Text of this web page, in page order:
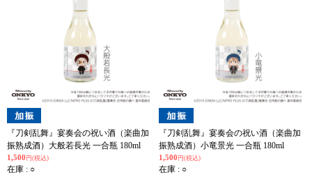
『刀剣乱舞』宴奏会の祝い酒（楽曲加
振熟成酒）大般若長光 一合瓶 180ml
1,500 円(税込)
在庫 : ○
『刀剣乱舞』宴奏会の祝い酒（楽曲加
振熟成酒）小竜景光 一合瓶 180ml
1,500 円(税込)
在庫 : ○